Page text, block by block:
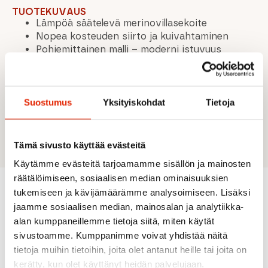
Suostumus Yksityiskohdat Tietoja
Tämä sivusto käyttää evästeitä
Käytämme evästeitä tarjoamamme sisällön ja mainosten
räätälöimiseen, sosiaalisen median ominaisuuksien
tukemiseen ja kävijämäärämme analysoimiseen. Lisäksi
jaamme sosiaalisen median, mainosalan ja analytiikka-
alan kumppaneillemme tietoja siitä, miten käytät
sivustoamme. Kumppanimme voivat yhdistää näitä
tietoja muihin tietoihin, joita olet antanut heille tai joita on
kerätty, kun olet käyttänyt heidän palvelujaan.
TUOTEKUVAUS
Lämpöä säätelevä merinovillasekoite
Nopea kosteuden siirto ja kuivahtaminen
Pohjemittainen malli – moderni istuvuus
Maloja-logo tyylikkäässä kontrastiraidassa
Miellyttävä ja hengittävä myös intensiivisessä
Soveltuu juoksuun, pyöräilyyn, ulkoiluun ja
Suositeltua sinulle
ALE